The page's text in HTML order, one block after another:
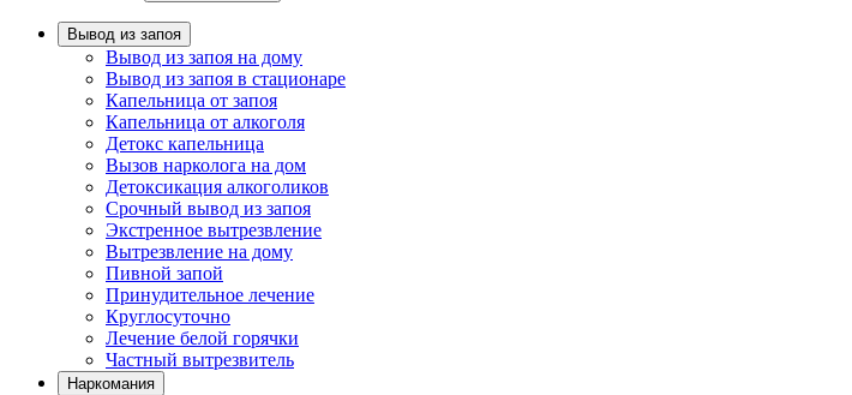
Вывод из запоя
Вывод из запоя на дому
Вывод из запоя в стационаре
Капельница от запоя
Капельница от алкоголя
Детокс капельница
Вызов нарколога на дом
Детоксикация алкоголиков
Срочный вывод из запоя
Экстренное вытрезвление
Вытрезвление на дому
Пивной запой
Принудительное лечение
Круглосуточно
Лечение белой горячки
Частный вытрезвитель
Наркомания